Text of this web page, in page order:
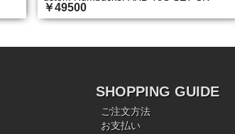
￥49500
SHOPPING GUIDE
ご注文方法
お支払い